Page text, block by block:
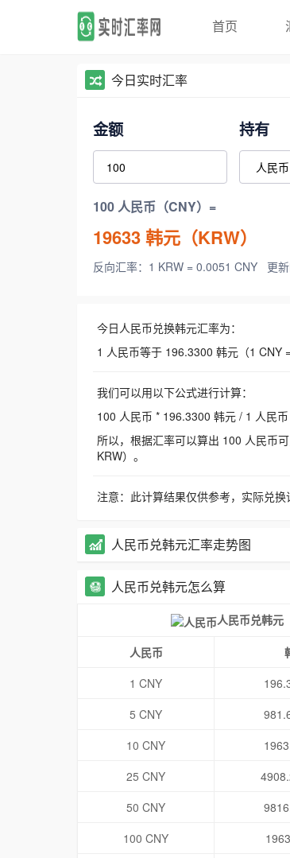
首页
今日实时汇率
金额 持有
100 人民币（CNY）=
19633韩元（KRW）
反向汇率：1 KRW = 0.0051 CNY 更
今日人民币兑换韩元汇率为：
1 人民币等于 196.3300 韩元（1 CNY
我们可以用以下公式进行计算：
100 人民币 * 196.3300 韩元 / 1 人民
所以，根据汇率可以算出 100 人民币
KRW）。
注意：此计算结果仅供参考，实际兑换
人民币兑韩元汇率走势图
人民币兑韩元怎么算
人民币兑韩元
人民币
1 CNY
5 CNY
10 CNY
25 CNY
50 CNY
100 CNY